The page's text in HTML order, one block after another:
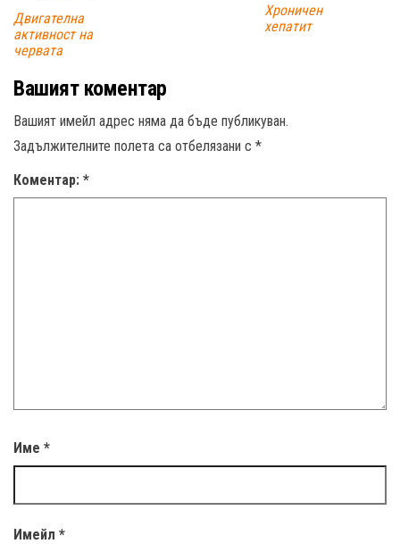
Двигателна
активност на
червата
Хроничен
хепатит
Вашият коментар
Вашият имейл адрес няма да бъде публикуван.
Задължителните полета са отбелязани с *
Коментар: *
Име *
Имейл *